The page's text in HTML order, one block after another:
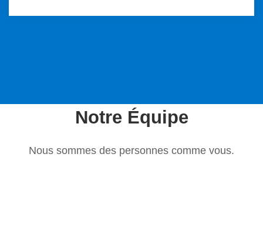
Notre Équipe
Nous sommes des personnes comme vous.